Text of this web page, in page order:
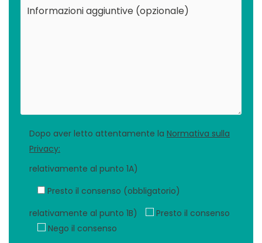
Dopo aver letto attentamente la Normativa sulla
Privacy:
relativamente al punto 1A)
Presto il consenso (obbligatorio)
relativamente al punto 1B)
Presto il consenso
Nego il consenso